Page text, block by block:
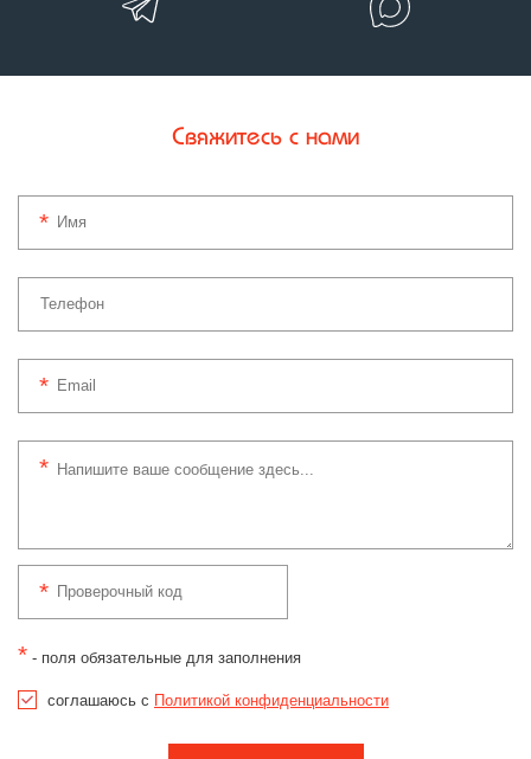
Свяжитесь с нами
* - поля обязательные для заполнения
соглашаюсь с Политикой конфиденциальности